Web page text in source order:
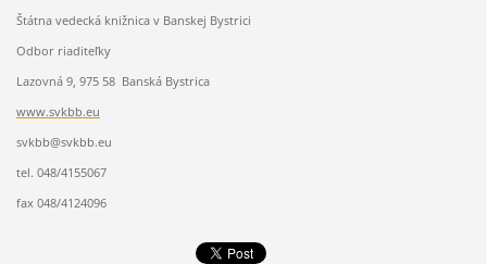
Štátna vedecká knižnica v Banskej Bystrici
Odbor riaditeľky
Lazovná 9, 975 58 Banská Bystrica
www.svkbb.eu
svkbb@svkbb.eu
tel. 048/4155067
fax 048/4124096